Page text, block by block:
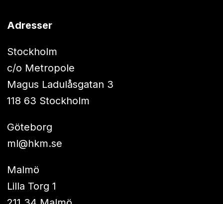
Adresser
Stockholm
c/o Metropole
Magus Ladulåsgatan 3
118 63 Stockholm
Göteborg
ml@hkm.se
Malmö
Lilla Torg 1